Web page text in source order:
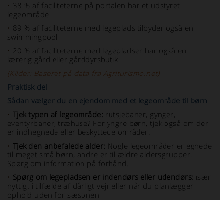
• 38 % af faciliteterne på portalen har et udstyret
legeområde
• 89 % af faciliteterne med legeplads tilbyder også en
swimmingpool
• 20 % af faciliteterne med legepladser har også en
lærerig gård eller gårddyrsbutik
(Kilder: Baseret på data fra Agriturismo.net)
Praktisk del
Sådan vælger du en ejendom med et legeområde til børn
• Tjek typen af legeområde: rutsjebaner, gynger,
eventyrbaner, træhuse? For yngre børn, tjek også om der
er indhegnede eller beskyttede områder.
• Tjek den anbefalede alder: Nogle legeområder er egnede
til meget små børn, andre er til ældre aldersgrupper.
Spørg om information på forhånd.
• Spørg om legepladsen er indendørs eller udendørs: især
nyttigt i tilfælde af dårligt vejr eller når du planlægger
ophold uden for sæsonen